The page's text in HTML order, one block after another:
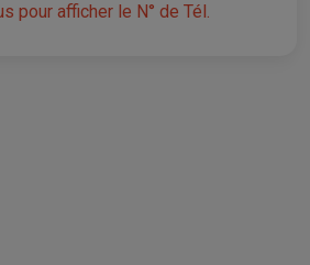
pour afficher le N° de Tél.